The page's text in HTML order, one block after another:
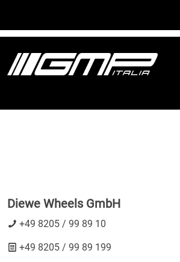
Diewe Wheels GmbH
+49 8205 / 99 89 10
+49 8205 / 99 89 199